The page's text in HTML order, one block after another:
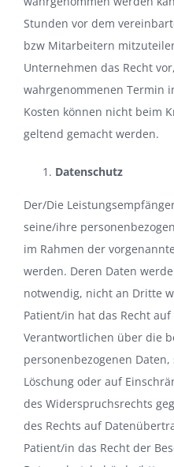
Stunden vor dem
bzw Mitarbeitern
Unternehmen das Recht
wahrgenommenen Termin
Kosten können nicht beim
geltend gemacht werden.
Datenschutz
Der/Die
seine/ihre
im Rahmen der
werden. Deren Daten
notwendig, nicht an Dritte
Patient/in hat das Recht
Verantwortlichen über die
personenbezogenen
Löschung oder auf
des Widerspruchsrechts
des Rechts auf
Patient/in das Recht der